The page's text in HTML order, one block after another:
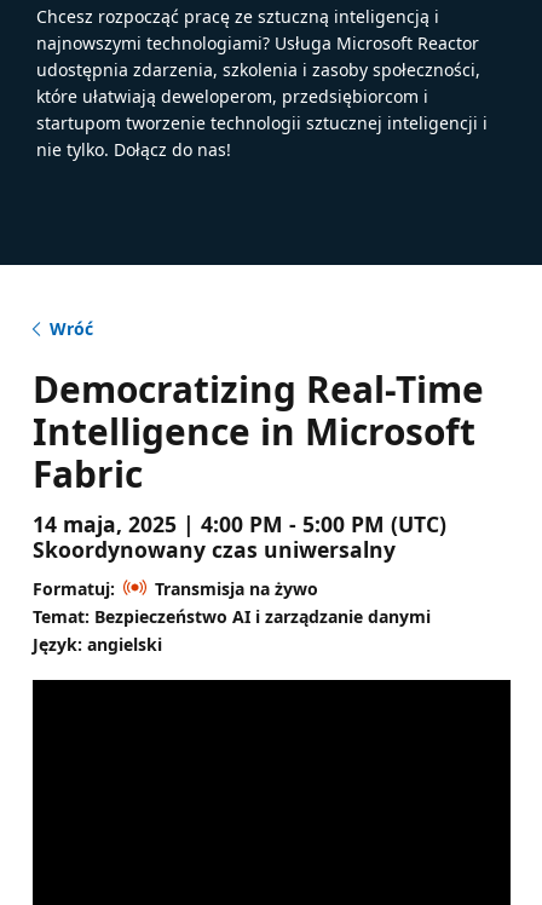
Chcesz rozpocząć pracę ze sztuczną inteligencją i
najnowszymi technologiami? Usługa Microsoft Reactor
udostępnia zdarzenia, szkolenia i zasoby społeczności,
które ułatwiają deweloperom, przedsiębiorcom i
startupom tworzenie technologii sztucznej inteligencji i
nie tylko. Dołącz do nas!
Wróć
Democratizing Real-Time
Intelligence in Microsoft
Fabric
14 maja, 2025 | 4:00 PM - 5:00 PM (UTC)
Skoordynowany czas uniwersalny
Formatuj:
Transmisja na żywo
Temat: Bezpieczeństwo AI i zarządzanie danymi
Język: angielski